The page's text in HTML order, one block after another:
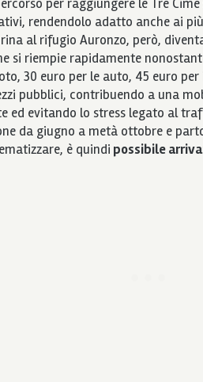
per raggiungere le Tre
rendendolo adatto anche ai
al rifugio Auronzo, però,
si riempie rapidamente
30 euro per le auto, 45 euro
pubblici, contribuendo a una
ed evitando lo stress legato al
da giugno a metà ottobre e
è quindi possibile